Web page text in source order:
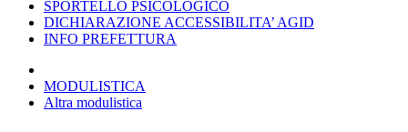
SPORTELLO PSICOLOGICO
DICHIARAZIONE ACCESSIBILITA’ AGID
INFO PREFETTURA
MODULISTICA
Altra modulistica